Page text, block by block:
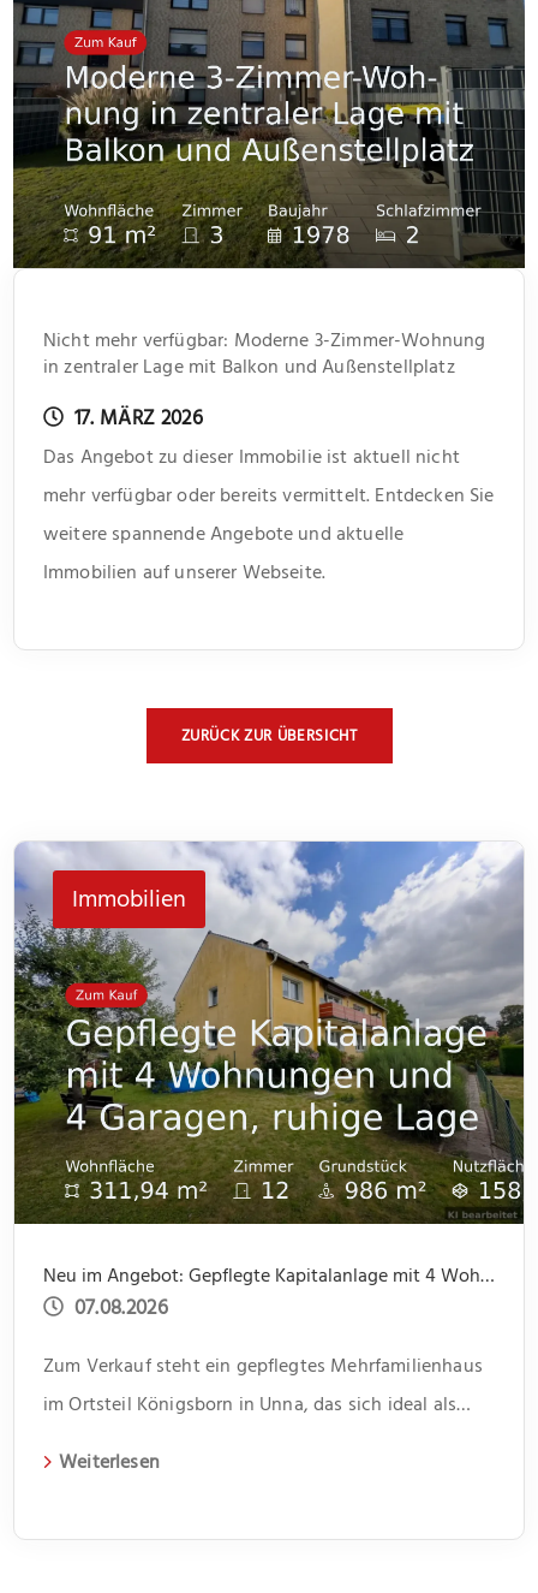
Nicht mehr verfügbar: Moderne 3-Zimmer-Wohnung
in zentraler Lage mit Balkon und Außenstellplatz
17. MÄRZ 2026
Das Angebot zu dieser Immobilie ist aktuell nicht
mehr verfügbar oder bereits vermittelt. Entdecken Sie
weitere spannende Angebote und aktuelle
Immobilien auf unserer Webseite.
ZURÜCK ZUR ÜBERSICHT
Immobilien
Neu im Angebot: Gepflegte Kapitalanlage mit 4 Wohnungen und 4 Garagen, ruhige Lage
07.08.2026
Zum Verkauf steht ein gepflegtes Mehrfamilienhaus
im Ortsteil Königsborn in Unna, das sich ideal als
Weiterlesen